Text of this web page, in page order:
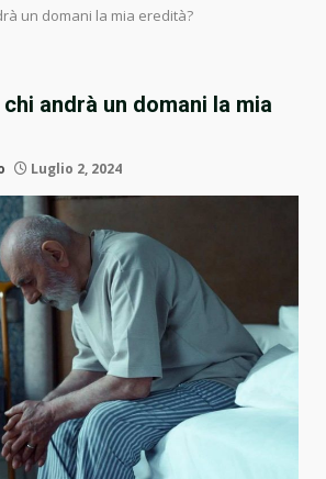
un domani la mia eredità?
andrà un domani la mia
Luglio 2, 2024